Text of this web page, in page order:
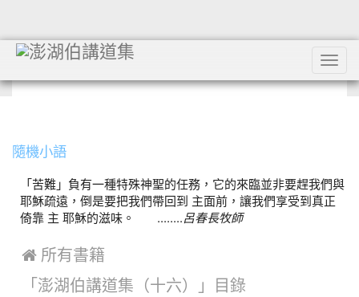
隨機小語
「苦難」負有一種特殊神聖的任務，它的來臨並非要趕我們與
耶穌疏遠，倒是要把我們帶回到 主面前，讓我們享受到真正
倚靠 主 耶穌的滋味。 ........呂春長牧師
 所有書籍
「澎湖伯講道集（十六）」目錄